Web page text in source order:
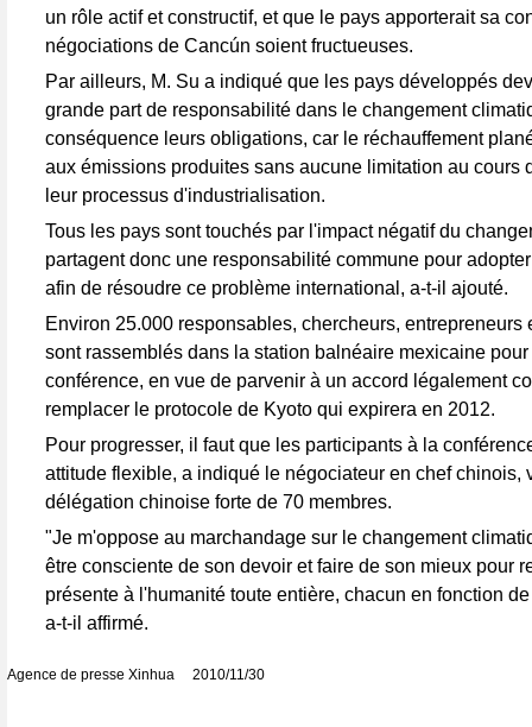
un rôle actif et constructif, et que le pays apporterait sa
négociations de Cancún soient fructueuses.
Par ailleurs, M. Su a indiqué que les pays développés
grande part de responsabilité dans le changement
conséquence leurs obligations, car le réchauffement
aux émissions produites sans aucune limitation au cours
leur processus d'industrialisation.
Tous les pays sont touchés par l'impact négatif du
partagent donc une responsabilité commune pour
afin de résoudre ce problème international, a-t-il ajouté.
Environ 25.000 responsables, chercheurs, entrepreneurs
sont rassemblés dans la station balnéaire mexicaine
conférence, en vue de parvenir à un accord légalement
remplacer le protocole de Kyoto qui expirera en 2012.
Pour progresser, il faut que les participants à la
attitude flexible, a indiqué le négociateur en chef chinois,
délégation chinoise forte de 70 membres.
"Je m'oppose au marchandage sur le changement
être consciente de son devoir et faire de son mieux pour
présente à l'humanité toute entière, chacun en fonction
a-t-il affirmé.
Agence de presse Xinhua 2010/11/30